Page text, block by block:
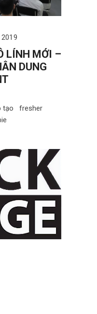
LÍNH MỚI –
DUNG
tạo
fresher